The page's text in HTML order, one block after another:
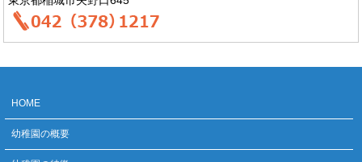
HOME
幼稚園の概要